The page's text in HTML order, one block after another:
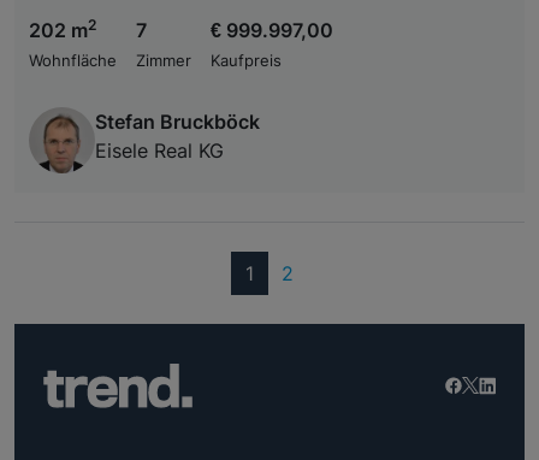
202 m2
Wohnfläche
7
Zimmer
€ 999.997,00
Kaufpreis
Stefan Bruckböck
Eisele Real KG
1 (current)
2